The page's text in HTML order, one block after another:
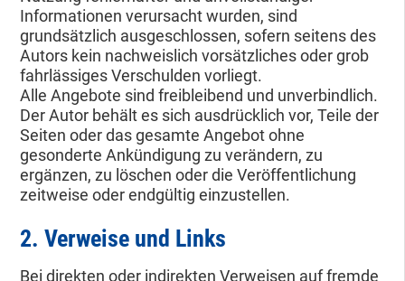
Informationen verursacht wurden, sind
grundsätzlich ausgeschlossen, sofern seitens des
Autors kein nachweislich vorsätzliches oder grob
fahrlässiges Verschulden vorliegt.
Alle Angebote sind freibleibend und unverbindlich.
Der Autor behält es sich ausdrücklich vor, Teile der
Seiten oder das gesamte Angebot ohne
gesonderte Ankündigung zu verändern, zu
ergänzen, zu löschen oder die Veröffentlichung
zeitweise oder endgültig einzustellen.
2. Verweise und Links
Bei direkten oder indirekten Verweisen auf fremde